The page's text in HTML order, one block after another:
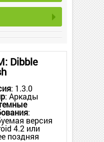
Dibble
: 1.3.0
: Аркады
:
версия
4.2 или
поздняя